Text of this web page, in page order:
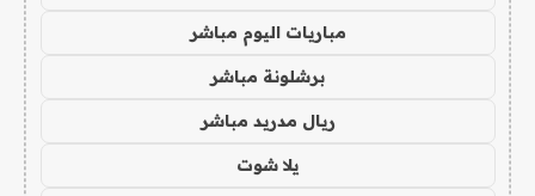
مباريات اليوم مباشر
برشلونة مباشر
ريال مدريد مباشر
يلا شوت